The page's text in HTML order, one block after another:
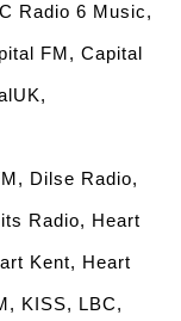
Radio 6 Music,
FM, Capital
Dilse Radio,
Radio, Heart
Kent, Heart
KISS, LBC,